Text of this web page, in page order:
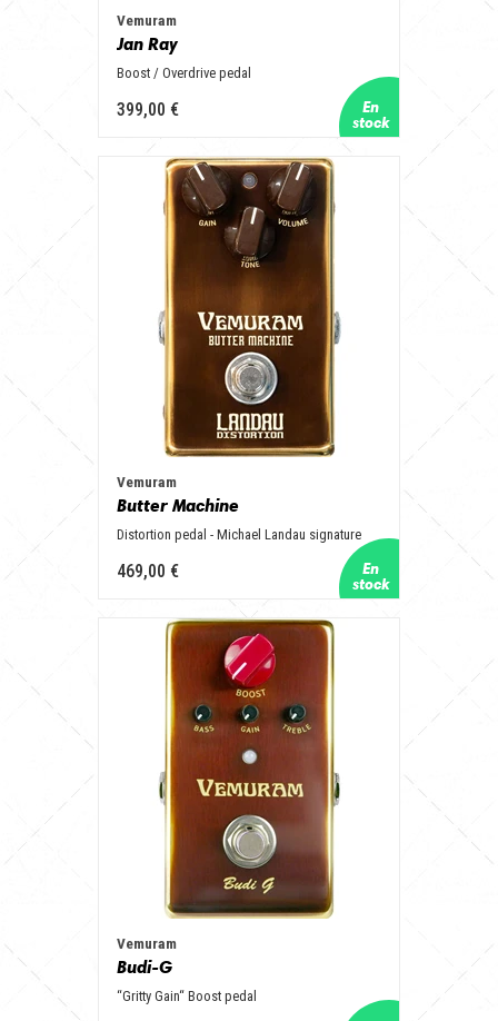
Vemuram
Jan Ray
Boost / Overdrive pedal
399,00 €
Vemuram
Butter Machine
Distortion pedal - Michael Landau signature
469,00 €
Vemuram
Budi-G
“Gritty Gain“ Boost pedal